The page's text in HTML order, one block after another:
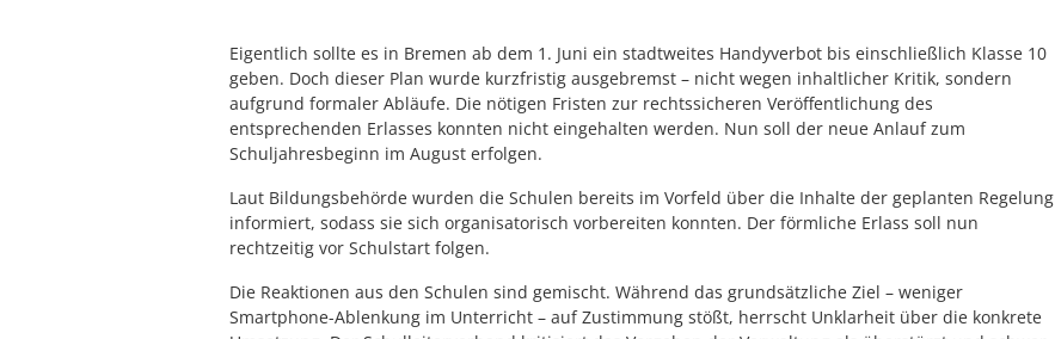
Eigentlich sollte es in Bremen ab dem 1. Juni ein stadtweites Handyverbot bis einschließlich Klasse 10
geben. Doch dieser Plan wurde kurzfristig ausgebremst – nicht wegen inhaltlicher Kritik, sondern
aufgrund formaler Abläufe. Die nötigen Fristen zur rechtssicheren Veröffentlichung des
entsprechenden Erlasses konnten nicht eingehalten werden. Nun soll der neue Anlauf zum
Schuljahresbeginn im August erfolgen.
Laut Bildungsbehörde wurden die Schulen bereits im Vorfeld über die Inhalte der geplanten Regelung
informiert, sodass sie sich organisatorisch vorbereiten konnten. Der förmliche Erlass soll nun
rechtzeitig vor Schulstart folgen.
Die Reaktionen aus den Schulen sind gemischt. Während das grundsätzliche Ziel – weniger
Smartphone-Ablenkung im Unterricht – auf Zustimmung stößt, herrscht Unklarheit über die konkrete